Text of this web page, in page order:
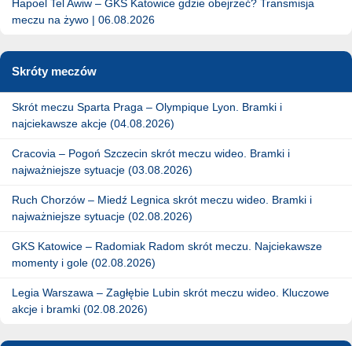
Hapoel Tel Awiw – GKS Katowice gdzie obejrzeć? Transmisja
meczu na żywo | 06.08.2026
Skróty meczów
Skrót meczu Sparta Praga – Olympique Lyon. Bramki i
najciekawsze akcje (04.08.2026)
Cracovia – Pogoń Szczecin skrót meczu wideo. Bramki i
najważniejsze sytuacje (03.08.2026)
Ruch Chorzów – Miedź Legnica skrót meczu wideo. Bramki i
najważniejsze sytuacje (02.08.2026)
GKS Katowice – Radomiak Radom skrót meczu. Najciekawsze
momenty i gole (02.08.2026)
Legia Warszawa – Zagłębie Lubin skrót meczu wideo. Kluczowe
akcje i bramki (02.08.2026)